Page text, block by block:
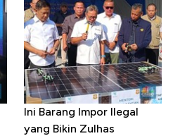
Ini Barang Impor Ilegal
yang Bikin Zulhas